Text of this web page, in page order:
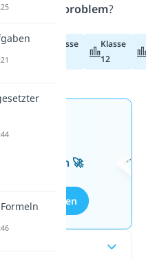
zum Ziegenproblem?
Klasse
Klasse
12
unseren
Aufgaben 🚀
entdecken